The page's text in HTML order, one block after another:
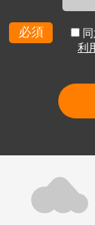
必須
利